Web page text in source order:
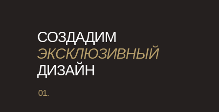
СОЗДАДИМ
ЭКСКЛЮЗИВНЫЙ
ДИЗАЙН
01.